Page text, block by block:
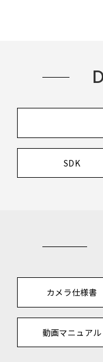
SDK
カメラ仕様書
動画マニュアル